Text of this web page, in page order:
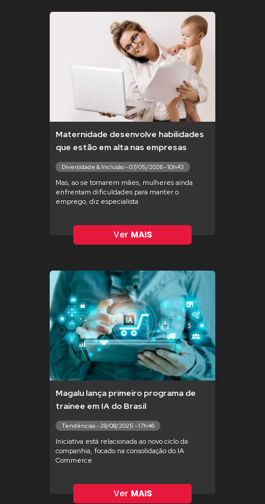
Maternidade desenvolve habilidades
que estão em alta nas empresas
Diversidade & Inclusão - 07/05/2026 - 10h43
Mas, ao se tornarem mães, mulheres ainda
enfrentam dificuldades para manter o
emprego, diz especialista
Ver MAIS
Magalu lança primeiro programa de
trainee em IA do Brasil
Tendências - 28/08/2025 - 17h46
Iniciativa está relacionada ao novo ciclo da
companhia, focado na consolidação do IA
Commerce
Ver MAIS